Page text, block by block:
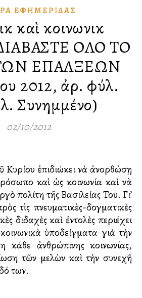
ἘΦΗΜΕΡΊΔΑΣ
καὶ κοινωνικὴ
ΟΛΟ ΤΟ
ΕΠΑΛΞΕΩΝ
2012, ἀρ. φύλ.
Συνημμένο)
02/10/2012
Κυρίου ἐπιδιώκει νὰ ἀνορθώσῃ
καὶ ὡς κοινωνία καὶ νὰ
πολίτη τῆς Βασιλείας Του. Γι’
τὶς πνευματικὲς-δογματικὲς
διδαχὲς καὶ ἐντολὲς περιέχει
ὑποδείγματα γιὰ τὴν
κάθε ἀνθρώπινης κοινωνίας,
τῶν μελὼν καὶ τὴν συνεχῆ
των.